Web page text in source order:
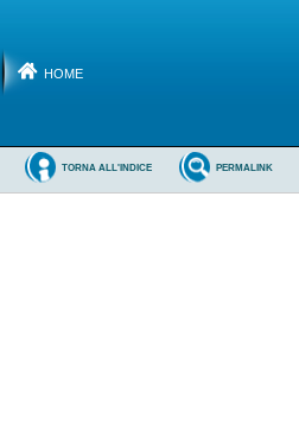
HOME
PERMALINK
TORNA ALL'INDICE